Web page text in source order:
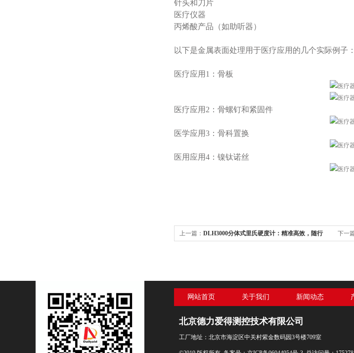
针头和刀片
医疗仪器
丙烯酸产品（如助听器）
以下是金属表面处理用于医疗应用的几个实际例子：
医疗应用1：骨板
医疗应用2：骨螺钉和紧固件
医学应用3：骨科置换
医用应用4：镍钛诺丝
上一篇： DLH3000分体式里氏硬度计：精准高效，随行 下一
网站首页 关于我们 新闻动态
北京德力爱得测控技术有限公司
工厂地址：北京市海淀区中关村紫金数码园3号楼709室